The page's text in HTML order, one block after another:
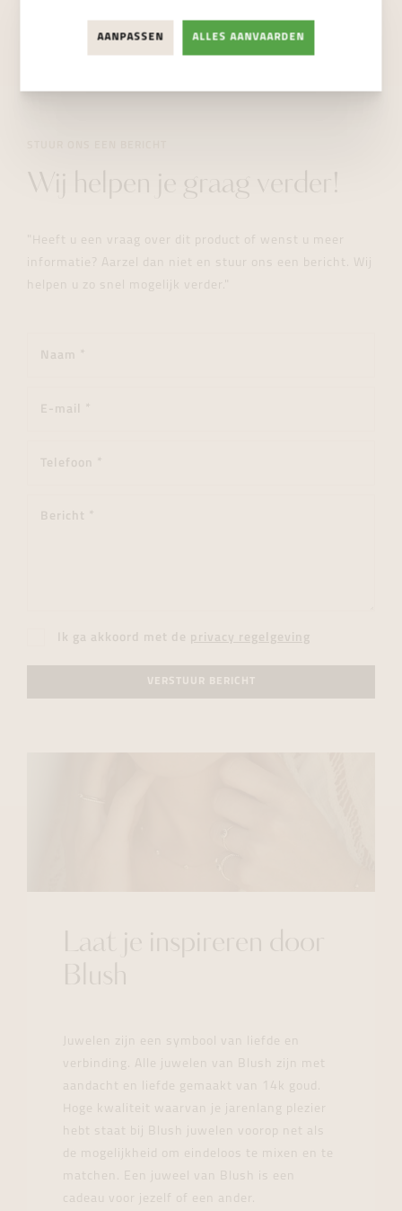
NIET BESCHIKBAAR
Wij helpen je graag verder!
"Heeft u een vraag over dit product of wenst u meer
informatie? Aarzel dan niet en stuur ons een bericht. Wij
helpen u zo snel mogelijk verder."
Ik ga akkoord met de privacy regelgeving
VERSTUUR BERICHT
Laat je inspireren door
Blush
Juwelen zijn een symbool van liefde en
verbinding. Alle juwelen van Blush zijn met
aandacht en liefde gemaakt van 14k goud.
Hoge kwaliteit waarvan je jarenlang plezier
hebt staat bij Blush juwelen voorop net als
de mogelijkheid om eindeloos te mixen en te
matchen. Een juweel van Blush is een
cadeau voor jezelf of een ander.
AANPASSEN ALLES AANVAARDEN